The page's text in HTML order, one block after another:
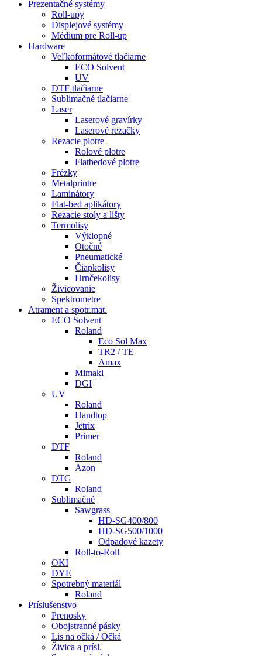
Prezentačné systémy
Roll-upy
Displejové systémy
Médium pre Roll-up
Hardware
Veľkoformátové tlačiarne
ECO Solvent
UV
DTF tlačiarne
Sublimačné tlačiarne
Laser
Laserové gravírky
Laserové rezačky
Rezacie plotre
Rolové plotre
Flatbedové plotre
Frézky
Metalprintre
Laminátory
Flat-bed aplikátory
Rezacie stoly a lišty
Termolisy
Výklopné
Otočné
Pneumatické
Čiapkolisy
Hrnčekolisy
Živicovanie
Spektrometre
Atrament a spotr.mat.
ECO Solvent
Roland
Eco Sol Max
TR2 / TE
Amax
Mimaki
DGI
UV
Roland
Handtop
Jetrix
Primer
DTF
Roland
Azon
DTG
Roland
Sublimačné
Sawgrass
HD-SG400/800
HD-SG500/1000
Odpadové kazety
Roll-to-Roll
OKI
DYE
Spotrebný materiál
Roland
Príslušenstvo
Prenosky
Obojstranné pásky
Lis na očká / Očká
Živica a prísl.